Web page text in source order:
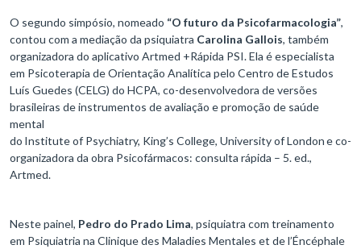
O segundo simpósio, nomeado “O futuro da Psicofarmacologia”,
contou com a mediação da psiquiatra Carolina Gallois, também
organizadora do aplicativo Artmed +Rápida PSI. Ela é especialista
em Psicoterapia de Orientação Analítica pelo Centro de Estudos
Luís Guedes (CELG) do HCPA, co-desenvolvedora de versões
brasileiras de instrumentos de avaliação e promoção de saúde
mental
do Institute of Psychiatry, King’s College, University of London e co-
organizadora da obra Psicofármacos: consulta rápida – 5. ed.,
Artmed.
Neste painel, Pedro do Prado Lima, psiquiatra com treinamento
em Psiquiatria na Clinique des Maladies Mentales et de l’Éncéphale